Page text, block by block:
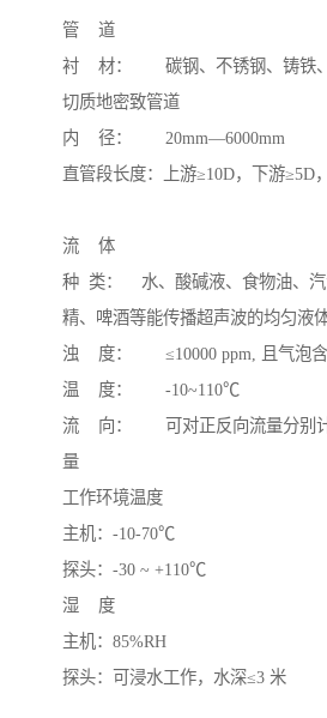
管    道
衬    材：       碳钢、不锈钢、铸
切质地密致管道
内    径：       20mm—6000mm
直管段长度：上游≥10D，下游≥5D
流    体
种  类：    水、酸碱液、食物油、
精、啤酒等能传播超声波的均匀液体
浊    度：       ≤10000 ppm, 且气泡
温    度：       -10~110℃
流    向：       可对正反向流量分
量
工作环境温度
主机：-10-70℃
探头：-30 ~ +110℃
湿    度
主机：85%RH
探头：可浸水工作，水深≤3 米